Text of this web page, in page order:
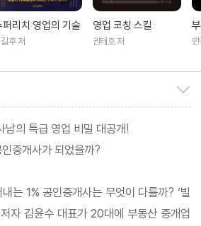
퍼리치 영업의 기술
후 저
영업 코칭 스킬
권태호 저
남의 특급 영업 비밀 대공개!
중개사가 되었을까?
는 1% 공인중개사는 무엇이 다를까? ‘빌
자 김윤수 대표가 20대에 부동산 중개업